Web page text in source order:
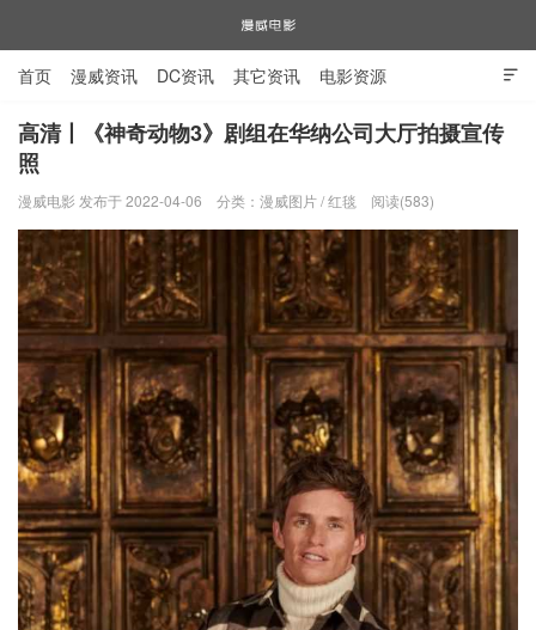
漫威电影

首页 漫威资讯 DC资讯 其它资讯 电影资源
电视剧资源 漫威图片
高清丨《神奇动物3》剧组在华纳公司大厅拍摄宣传
照
漫威电影 发布于 2022-04-06 分类： 漫威图片/红毯 阅读(583)